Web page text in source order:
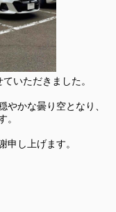
いただきました。
やかな曇り空となり、
。
申し上げます。